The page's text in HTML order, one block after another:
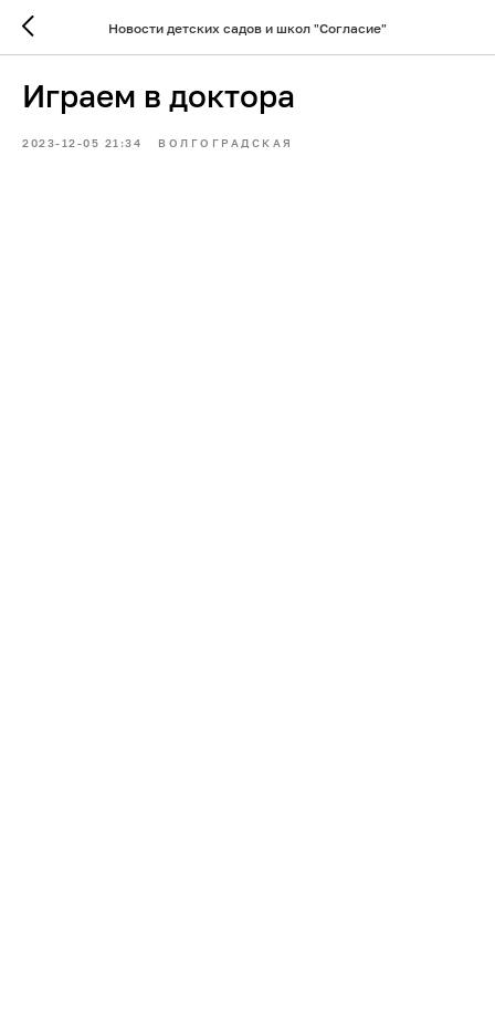
Новости детских садов и школ "Согласие"
Играем в доктора
2023-12-05 21:34 ВОЛГОГРАДСКАЯ